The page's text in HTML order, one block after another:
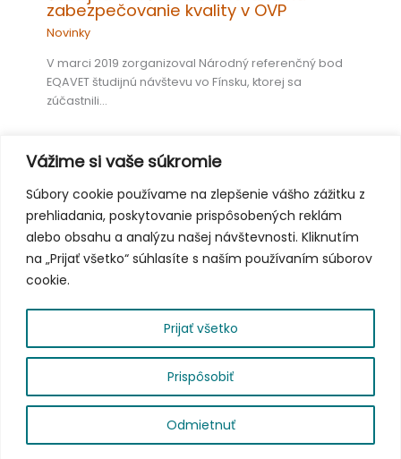
Vážime si vaše súkromie
Súbory cookie používame na zlepšenie vášho zážitku z
prehliadania, poskytovanie prispôsobených reklám
alebo obsahu a analýzu našej návštevnosti. Kliknutím
na „Prijať všetko“ súhlasíte s naším používaním súborov
cookie.
Prispôsobiť
Odmietnuť
Prijať všetko
zabezpečovanie kvality v OVP
Novinky
V marci 2019 zorganizoval Národný referenčný bod
EQAVET študijnú návštevu vo Fínsku, ktorej sa
zúčastnili…
Európsky týždeň odborných zručností
2018 vo Viedni: najlepšie momenty
Tretí ročník Európskeho týždňa odborných zručností,
organizovaný Európskou komisiou a rakúskym
Copyright © 2026